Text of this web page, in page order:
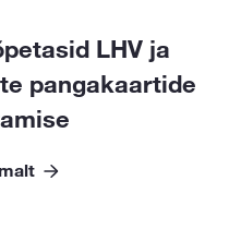
LHV ja
pangakaartide